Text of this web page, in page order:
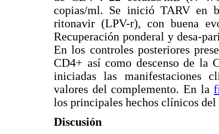
copias/ml. Se inició TARV en
ritonavir (LPV-r), con buena
Recuperación ponderal y desa-
En los controles posteriores
CD4+ así como descenso de la
iniciadas las manifestaciones
valores del complemento. En la
los principales hechos clínicos del
Discusión